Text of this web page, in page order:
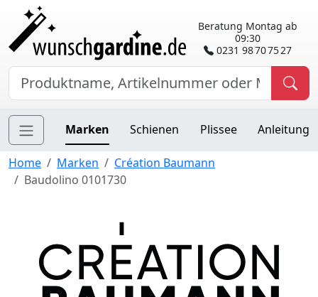
Beratung Montag ab
09:30
0231 98 70 75 27
Marken Schienen Plissee Anleitung
Home Marken
Création Baumann
Baudolino 0101730